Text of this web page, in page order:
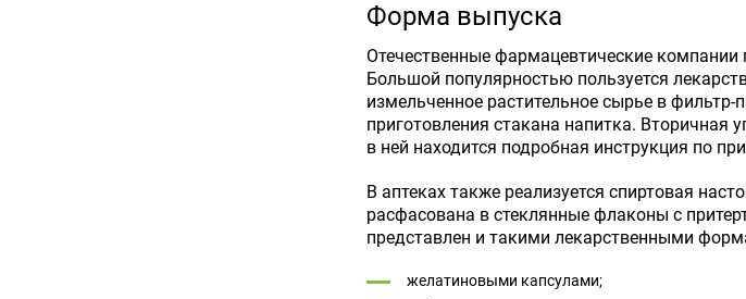
Форма выпуска
Отечественные фармацевтические компании
Большой популярностью пользуется
измельченное растительное сырье в
приготовления стакана напитка.
в ней находится подробная инструкция по
В аптеках также реализуется спиртовая
расфасована в стеклянные флаконы с
представлен и такими лекарственными
желатиновыми капсулами;